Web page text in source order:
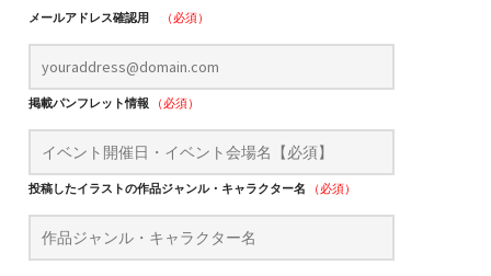
メールアドレス確認用
（必須）
掲載パンフレット情報 （必須）
投稿したイラストの作品ジャンル・キャラクター名 （必須）